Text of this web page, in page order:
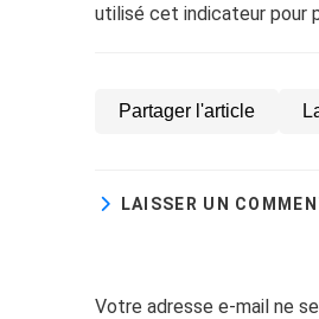
utilisé cet indicateur pour
Partager l'article
LAISSER UN
Votre adresse e-mail ne